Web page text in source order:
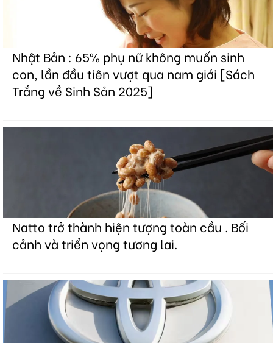
Nhật Bản : 65% phụ nữ không muốn sinh
con, lần đầu tiên vượt qua nam giới [Sách
Trắng về Sinh Sản 2025]
Natto trở thành hiện tượng toàn cầu . Bối
cảnh và triển vọng tương lai.